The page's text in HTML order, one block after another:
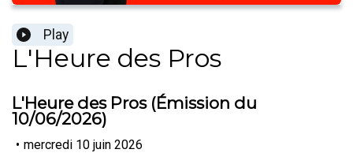
Play
L'Heure des Pros
L'Heure des Pros (Émission du
10/06/2026)
• mercredi 10 juin 2026